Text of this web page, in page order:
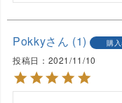
Pokky 1 購
投稿日
2021/11/10